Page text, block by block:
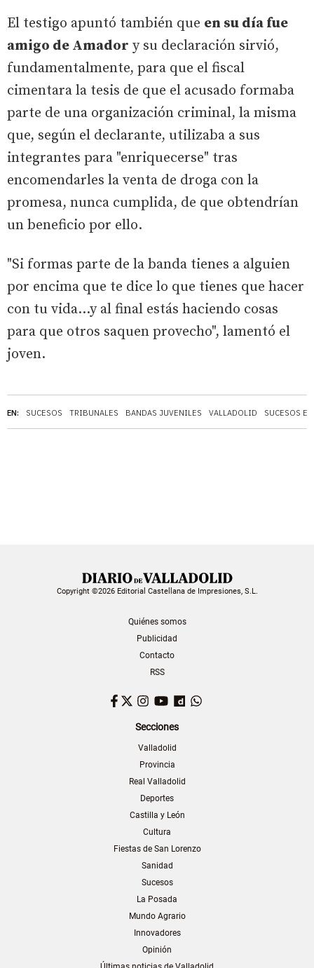
EN: SUCESOS TRIBUNALES BANDAS JUVENILES VALLADOLID SUCESOS
El testigo apuntó también que en su día fue
amigo de Amador y su declaración sirvió,
fundamentalmente, para que el fiscal
cimentara la tesis de que el acusado formaba
parte de una organización criminal, la misma
que, según el declarante, utilizaba a sus
integrantes para "enriquecerse" tras
encomendarles la venta de droga con la
promesa, nunca cumplida, de que obtendrían
un beneficio por ello.
"Si formas parte de la banda tienes a alguien
por encima que te dice lo que tienes que hacer
con tu vida...y al final estás haciendo cosas
para que otros saquen provecho", lamentó el
joven.
Copyright ©2026 Editorial Castellana de Impresiones, S.L.
Quiénes somos
Publicidad
Contacto
RSS
Facebook
TwitterInstagram
YouTubeDailymotion
Secciones
Valladolid
Provincia
Real Valladolid
Deportes
Castilla y León
Cultura
Fiestas de San Lorenzo
Sanidad
Sucesos
La Posada
Mundo Agrario
Innovadores
Opinión